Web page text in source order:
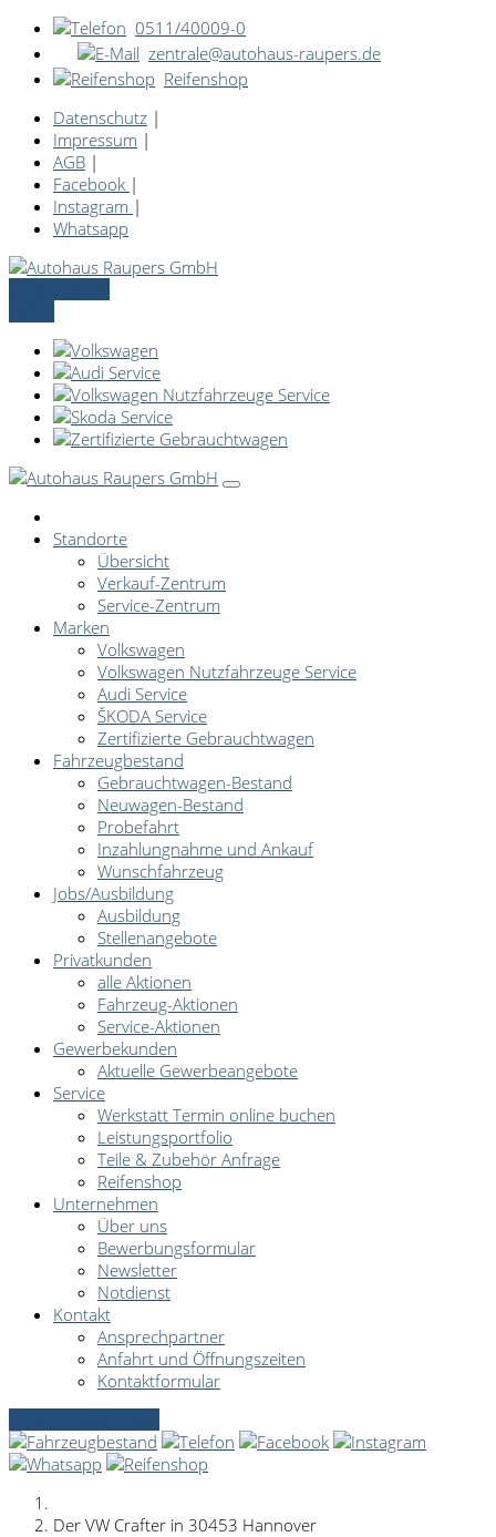
0511/40009-0
zentrale@autohaus-raupers.de
Reifenshop
Datenschutz |
Impressum |
AGB |
Facebook |
Instagram |
Whatsapp
Standorte
Übersicht
Verkauf-Zentrum
Service-Zentrum
Marken
Volkswagen
Volkswagen Nutzfahrzeuge Service
Audi Service
ŠKODA Service
Zertifizierte Gebrauchtwagen
Fahrzeugbestand
Gebrauchtwagen-Bestand
Neuwagen-Bestand
Probefahrt
Inzahlungnahme und Ankauf
Wunschfahrzeug
Jobs/Ausbildung
Ausbildung
Stellenangebote
Privatkunden
alle Aktionen
Fahrzeug-Aktionen
Service-Aktionen
Gewerbekunden
Aktuelle Gewerbeangebote
Service
Werkstatt Termin online buchen
Leistungsportfolio
Teile & Zubehör Anfrage
Reifenshop
Unternehmen
Über uns
Bewerbungsformular
Newsletter
Notdienst
Kontakt
Ansprechpartner
Anfahrt und Öffnungszeiten
Kontaktformular
Der VW Crafter in 30453 Hannover